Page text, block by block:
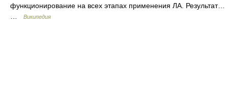
функционирование на всех этапах применения ЛА. Результат…
Википедия